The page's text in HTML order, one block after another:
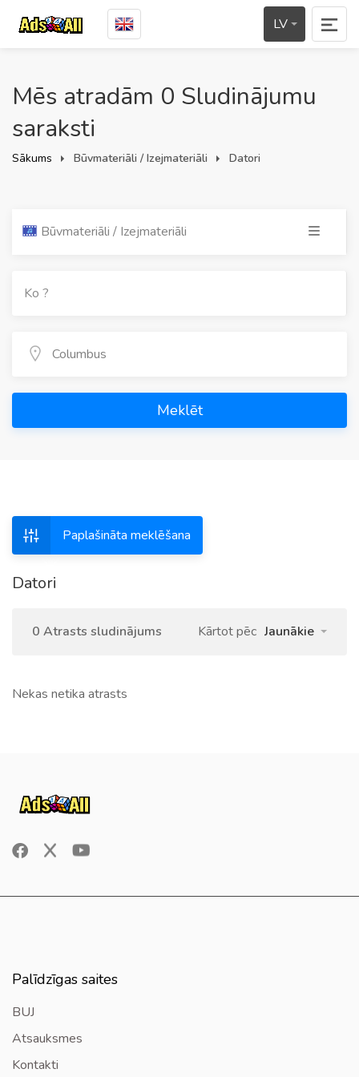
LV
Mēs atradām 0 Sludinājumu
saraksti
Sākums Būvmateriāli / Izejmateriāli Datori
Būvmateriāli / Izejmateriāli
Meklēt
Paplašināta meklēšana
Datori
0 Atrasts sludinājums Kārtot pēc Jaunākie
Nekas netika atrasts
Palīdzīgas saites
BUJ
Atsauksmes
Kontakti